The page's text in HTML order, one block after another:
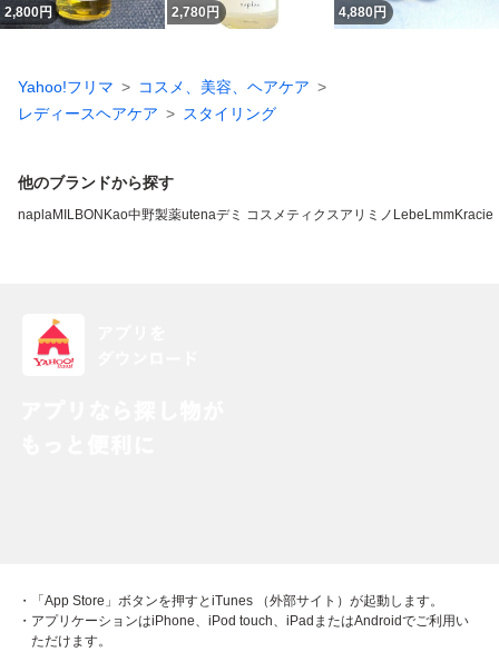
2,800円 2,780 円 4,880円
Yahoo!フリマ
コスメ、美容、ヘアケア
レディースヘアケア
スタイリング
他のブランドから探す
naplaMILBON Kao中野製薬utenaデミ コスメティクスアリミノ LebeLmmKracie
・「App Store」ボタンを押すとiTunes （外部サイト）が起動します。
・アプリケーションはiPhone、iPod touch、iPadまたはAndroidでご利用い
ただけます。